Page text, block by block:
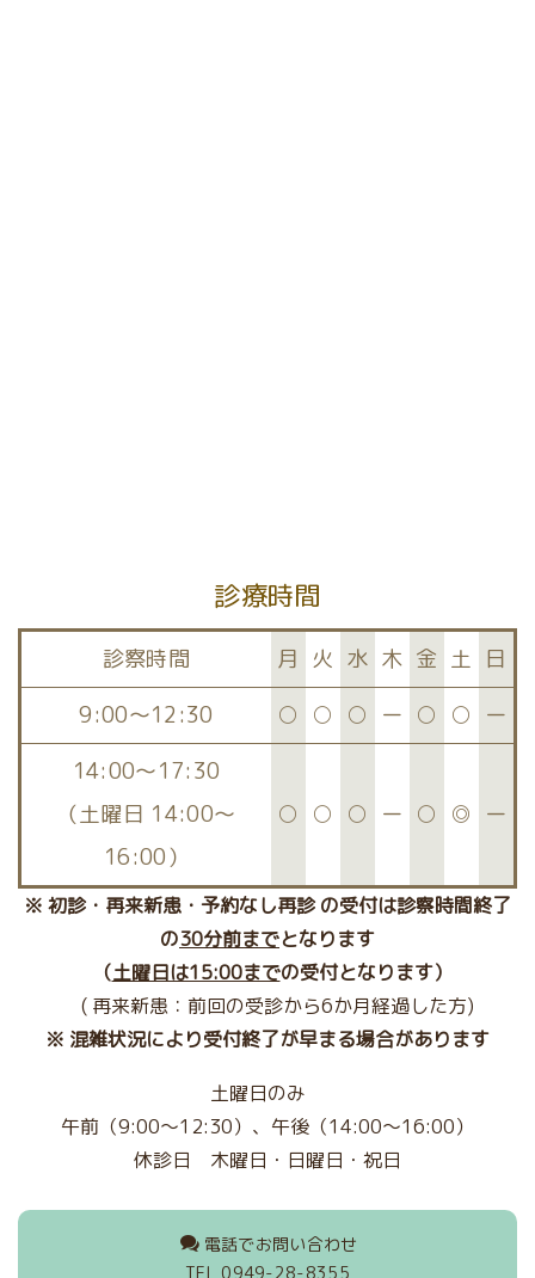
診療時間
診察時間 月 火 水 木 金 土 日
9:00～12:30
○ ○ ○ ー ○ ○ ー
14:00〜17:30
（土曜日 14:00～
16:00）
○ ○ ○ ー ○ ◎ ー
※ 初診・再来新患・予約なし再診 の受付は診察時間終了
の30分前までとなります
（土曜日は15:00までの受付となります）
( 再来新患：前回の受診から6か月経過した方)
※ 混雑状況により受付終了が早まる場合があります
土曜日のみ
午前（9:00～12:30）、午後（14:00～16:00）
休診日 木曜日・ 日曜日・祝日
電話でお問い合わせ
TEL 0949-28-8355